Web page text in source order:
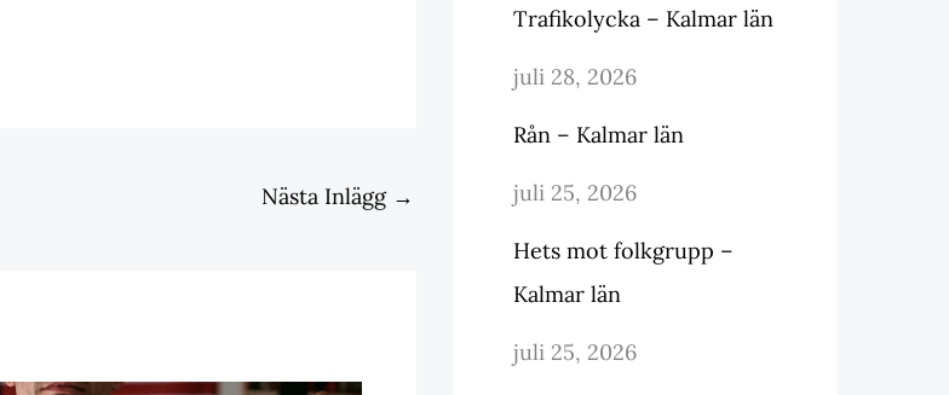
Nästa Inlägg →
Trafikolycka – Kalmar län
juli 28, 2026
Rån – Kalmar län
juli 25, 2026
Hets mot folkgrupp –
Kalmar län
juli 25, 2026